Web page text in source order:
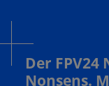
Der
Nonsens.